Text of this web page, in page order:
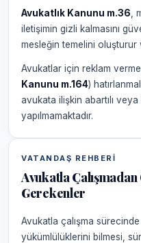
Avukatlık Kanunu m.36 ,
iletişimin gizli kalmasını
mesleğin temelini oluşturur
Avukatlar için reklam
Kanunu m.164)
avukata ilişkin abartılı veya
yapılmamaktadır.
VATANDAŞ REHBERI
Avukatla
Gerekenler
Avukatla çalışma sürecinde
yükümlülüklerini bilmesi,